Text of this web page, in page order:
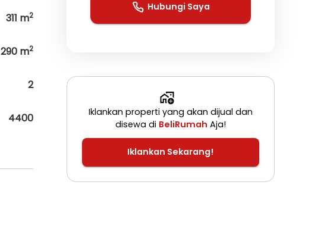
311 m2
290 m2
2
4400
Hubungi Saya
Iklankan properti yang akan dijual dan
disewa di BeliRumah Aja!
Iklankan Sekarang!